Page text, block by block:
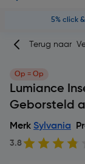
5% click
Terug naar
Op = Op
Lumiance
Geborsteld
Merk Sylvania
3.8